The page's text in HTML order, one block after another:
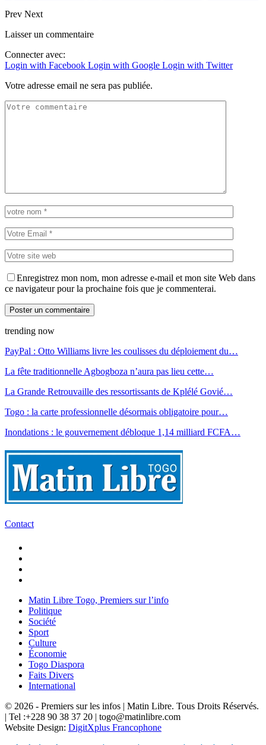
Prev Next
Laisser un commentaire
Connecter avec:
Login with Facebook Login with Google Login with Twitter
Votre adresse email ne sera pas publiée.
Enregistrez mon nom, mon adresse e-mail et mon site Web dans
ce navigateur pour la prochaine fois que je commenterai.
trending now
PayPal : Otto Williams livre les coulisses du déploiement du…
La fête traditionnelle Agbogboza n’aura pas lieu cette…
La Grande Retrouvaille des ressortissants de Kplélé Govié…
Togo : la carte professionnelle désormais obligatoire pour…
Inondations : le gouvernement débloque 1,14 milliard FCFA…
Contact
Matin Libre Togo, Premiers sur l’info
Politique
Société
Sport
Culture
Économie
Togo Diaspora
Faits Divers
International
© 2026 - Premiers sur les infos | Matin Libre. Tous Droits Réservés.
| Tel :+228 90 38 37 20 | togo@matinlibre.com
Website Design: DigitXplus Francophone